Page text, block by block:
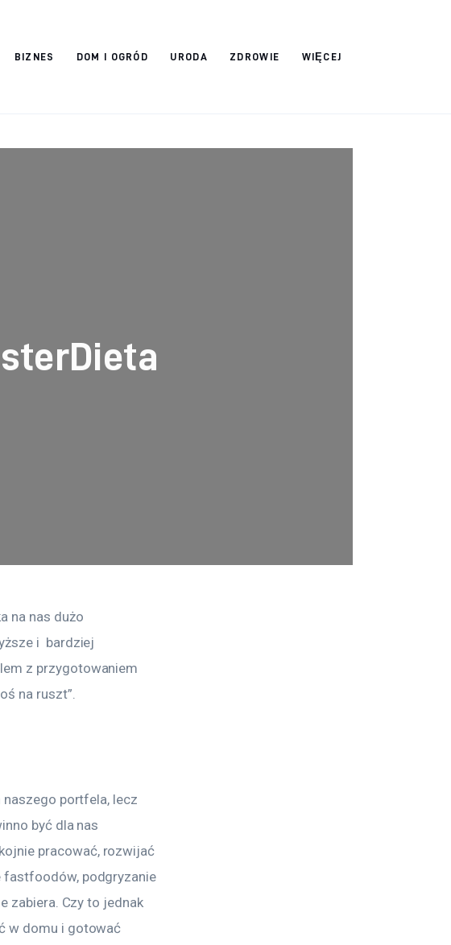
BIZNES DOM I OGRÓD URODA ZDROWIE WIĘCEJ
na nas dużo
i  bardziej
z przygotowaniem
na ruszt”.
naszego portfela, lecz
być dla nas
pracować, rozwijać
fastfoodów, podgryzanie
zabiera. Czy to jednak
w domu i gotować